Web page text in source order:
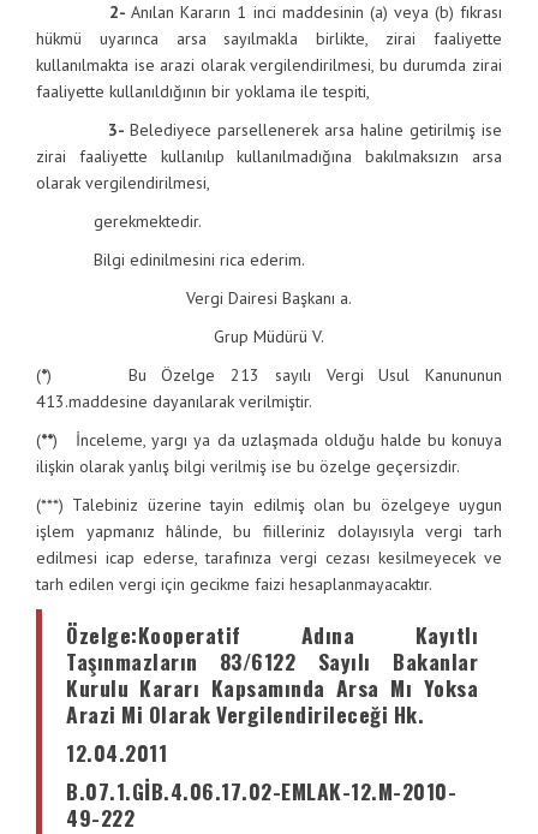
2-Anılan Kararın 1 inci maddesinin (a) veya (b) fıkrası
hükmü uyarınca arsa sayılmakla birlikte, zirai faaliyette
kullanılmakta ise arazi olarak vergilendirilmesi, bu durumda zirai
faaliyette kullanıldığının bir yoklama ile tespiti,
3- Belediyece parsellenerek arsa haline getirilmiş ise
zirai faaliyette kullanılıp kullanılmadığına bakılmaksızın arsa
olarak vergilendirilmesi,
gerekmektedir.
Bilgi edinilmesini rica ederim.
Vergi Dairesi Başkanı a.
Grup Müdürü V.
(*) Bu Özelge 213 sayılı Vergi Usul Kanununun
413.maddesine dayanılarak verilmiştir.
(**) İnceleme, yargı ya da uzlaşmada olduğu halde bu konuya
ilişkin olarak yanlış bilgi verilmiş ise bu özelge geçersizdir.
(***) Talebiniz üzerine tayin edilmiş olan bu özelgeye uygun
işlem yapmanız hâlinde, bu fiilleriniz dolayısıyla vergi tarh
edilmesi icap ederse, tarafınıza vergi cezası kesilmeyecek ve
tarh edilen vergi için gecikme faizi hesaplanmayacaktır.
Özelge:Kooperatif Adına Kayıtlı
Taşınmazların 83/6122 Sayılı Bakanlar
Kurulu Kararı Kapsamında Arsa Mı Yoksa
Arazi Mi Olarak Vergilendirileceği Hk.
12.04.2011
B.07.1.GİB.4.06.17.02-EMLAK-12.M-2010-
49-222